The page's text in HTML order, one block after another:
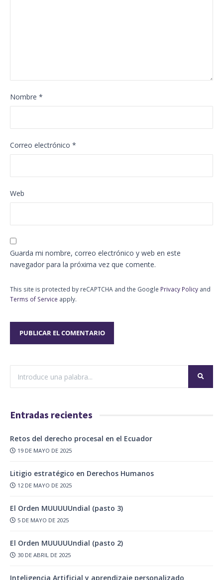
Nombre *
Correo electrónico *
Web
Guarda mi nombre, correo electrónico y web en este
navegador para la próxima vez que comente.
This site is protected by reCAPTCHA and the Google Privacy Policy and
Terms of Service apply.
Entradas recientes
Retos del derecho procesal en el Ecuador
19 DE MAYO DE 2025
Litigio estratégico en Derechos Humanos
12 DE MAYO DE 2025
El Orden MUUUUUndial (pasto 3)
5 DE MAYO DE 2025
El Orden MUUUUUndial (pasto 2)
30 DE ABRIL DE 2025
Inteligencia Artificial y aprendizaje personalizado